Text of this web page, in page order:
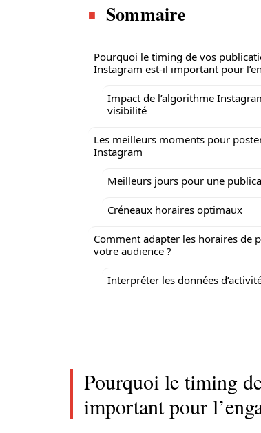
Sommaire
Pourquoi le timing de vos
Instagram est-il important pour
Impact de l’algorithme
visibilité
Les meilleurs moments pour
Instagram
Meilleurs jours pour une
Créneaux horaires optimaux
Comment adapter les horaires de
votre audience ?
Interpréter les données
Pourquoi le timing
important pour